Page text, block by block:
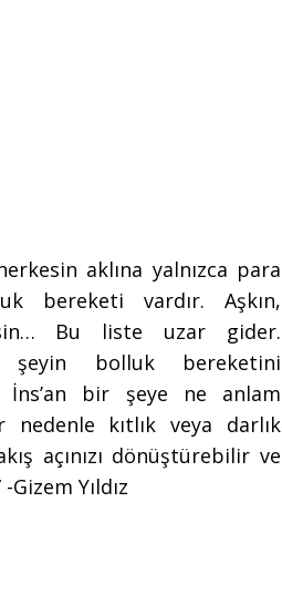
aklına yalnızca para
bereketi vardır. Aşkın,
Bu liste uzar gider.
şeyin bolluk bereketini
İns’an bir şeye ne anlam
kıtlık veya darlık
açınızı dönüştürebilir ve
Yıldız